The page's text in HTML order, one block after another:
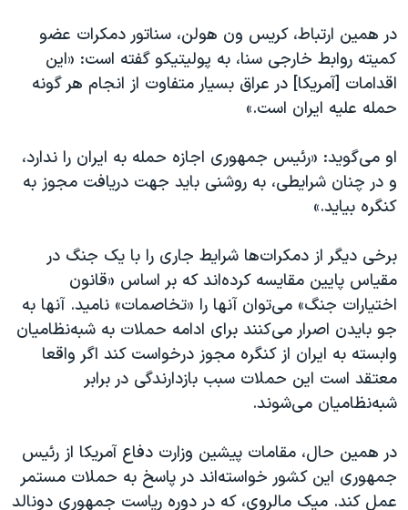
در همین ارتباط، کریس ون هولن، سناتور دمکرات عضو
کمیته روابط خارجی سنا، به پولیتیکو گفته است: «این
اقدامات [آمریکا] در عراق بسیار متفاوت از انجام هر گونه
حمله علیه ایران است.»
او می‌گوید: «رئیس جمهوری اجازه حمله به ایران را ندارد،
و در چنان شرایطی، به روشنی باید جهت دریافت مجوز به
کنگره بیاید.»
برخی دیگر از دمکرات‌ها شرایط جاری را با یک جنگ در
مقیاس پایین مقایسه کرده‌اند که بر اساس «قانون
اختیارات جنگ» می‌توان آنها را «تخاصمات» نامید. آنها به
جو بایدن اصرار می‌کنند برای ادامه حملات به شبه‌نظامیان
وابسته به ایران از کنگره مجوز درخواست کند اگر واقعا
معتقد است این حملات سبب بازدارندگی در برابر
شبه‌نظامیان می‌شوند.
در همین حال، مقامات پیشین وزارت دفاع آمریکا از رئیس
جمهوری این کشور خواسته‌اند در پاسخ به حملات مستمر
عمل کند. میک مالروی، که در دوره ریاست جمهوری دونالد